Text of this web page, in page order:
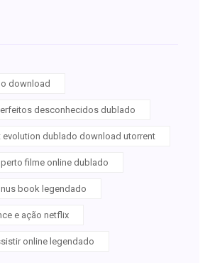
download
desconhecidos dublado
evolution dublado download utorrent
filme online dublado
book legendado
e ação netflix
online legendado